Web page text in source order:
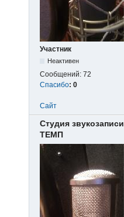
Участник
Неактивен
Сообщений: 72
Спасибо: 0
Сайт
Студия звукозаписи
ТЕМП